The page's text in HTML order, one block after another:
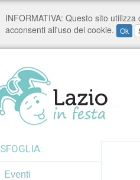
SFOGLIA:
Eventi